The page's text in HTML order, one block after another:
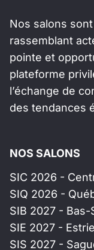
Nos salons
rassemblant
pointe et
plateforme
l’échange de
des tendances
NOS SALONS
SIC 2026 -
SIQ 2026 -
SIB 2027 -
SIE 2027 - Estrie
SIS 2027 -